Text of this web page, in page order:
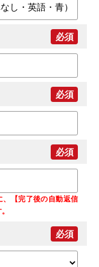
必須
必須
必須
【完了後の自動返信
必須